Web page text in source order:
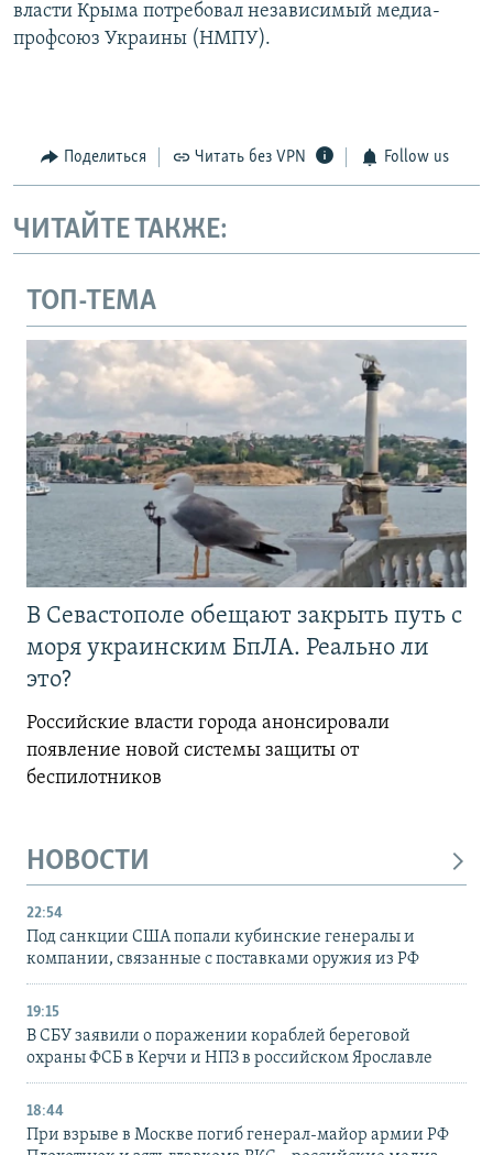
власти Крыма потребовал независимый медиа-
профсоюз Украины (НМПУ).
Поделиться Читать без VPN Follow us
ЧИТАЙТЕ ТАКЖЕ:
ТОП-ТЕМА
В Севастополе обещают закрыть путь с
моря украинским БпЛА. Реально ли
это?
Российские власти города анонсировали
появление новой системы защиты от
беспилотников
НОВОСТИ
22:54
Под санкции США попали кубинские генералы и
компании, связанные с поставками оружия из РФ
19:15
В СБУ заявили о поражении кораблей береговой
охраны ФСБ в Керчи и НПЗ в российском Ярославле
18:44
При взрыве в Москве погиб генерал-майор армии РФ